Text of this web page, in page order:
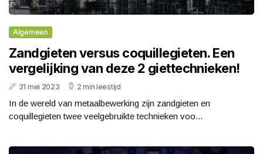
Algemeen
Zandgieten versus coquillegieten. Een
vergelijking van deze 2 giettechnieken!
31 mei 2023 2 min leestijd
In de wereld van metaalbewerking zijn zandgieten en
coquillegieten twee veelgebruikte technieken voo...